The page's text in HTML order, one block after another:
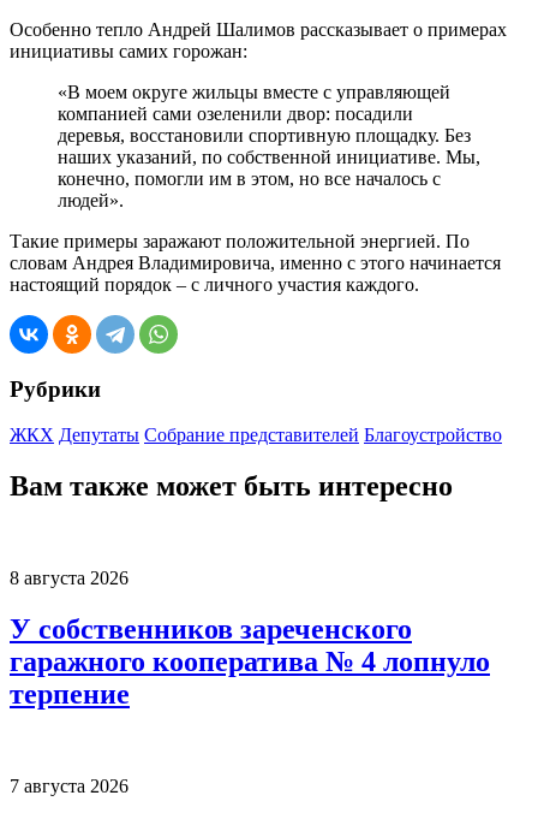
Особенно тепло Андрей Шалимов рассказывает о примерах
инициативы самих горожан:
«В моем округе жильцы вместе с управляющей
компанией сами озеленили двор: посадили
деревья, восстановили спортивную площадку. Без
наших указаний, по собственной инициативе. Мы,
конечно, помогли им в этом, но все началось с
людей».
Такие примеры заражают положительной энергией. По
словам Андрея Владимировича, именно с этого начинается
настоящий порядок – с личного участия каждого.
Рубрики
ЖКХ Депутаты Собрание представителей Благоустройство
Вам также может быть интересно
8 августа 2026
У собственников зареченского
гаражного кооператива № 4 лопнуло
терпение
7 августа 2026